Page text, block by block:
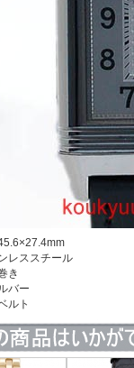
レススチール
き
バー
ルト